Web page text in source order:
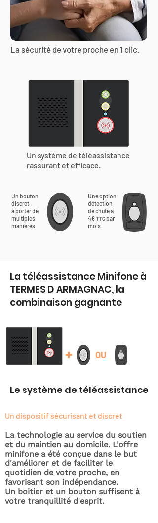
La sécurité de votre proche en 1 clic.
Un système de téléassistance
rassurant et efficace.
Un bouton
discret,
à porter de
multiples
manières
Une option
détection
de chute à
4€ TTC par
mois
La téléassistance Minifone à
TERMES D ARMAGNAC, la
combinaison gagnante
+ OU
Le système de téléassistance
Un dispositif sécurisant et discret
La technologie au service du soutien
et du maintien au domicile. L'offre
minifone a été conçue dans le but
d'améliorer et de faciliter le
quotidien de votre proche, en
favorisant son indépendance.
Un boitier et un bouton suffisent à
votre tranquillité d'esprit.